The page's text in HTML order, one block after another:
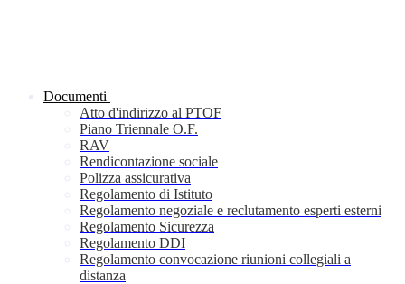
Documenti
Atto d'indirizzo al PTOF
Piano Triennale O.F.
RAV
Rendicontazione sociale
Polizza assicurativa
Regolamento di Istituto
Regolamento negoziale e reclutamento esperti esterni
Regolamento Sicurezza
Regolamento DDI
Regolamento convocazione riunioni collegiali a
distanza